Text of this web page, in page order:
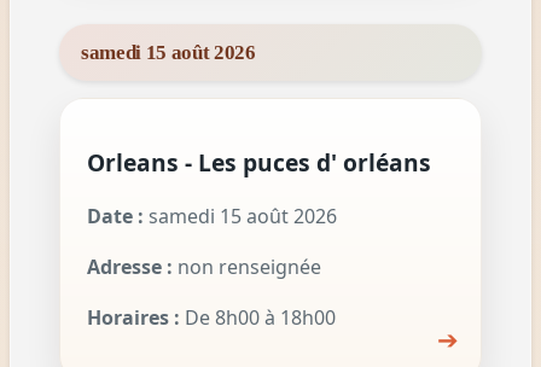
samedi 15 août 2026
Orleans - Les puces d' orléans
Date : samedi 15 août 2026
Adresse : non renseignée
Horaires : De 8h00 à 18h00
➔